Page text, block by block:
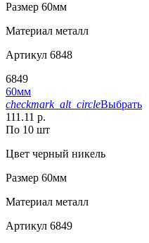
Размер 60мм
Материал металл
Артикул 6848
6849
60мм
checkmark_alt_circleВыбрать
111.11 р.
По 10 шт
Цвет черный никель
Размер 60мм
Материал металл
Артикул 6849